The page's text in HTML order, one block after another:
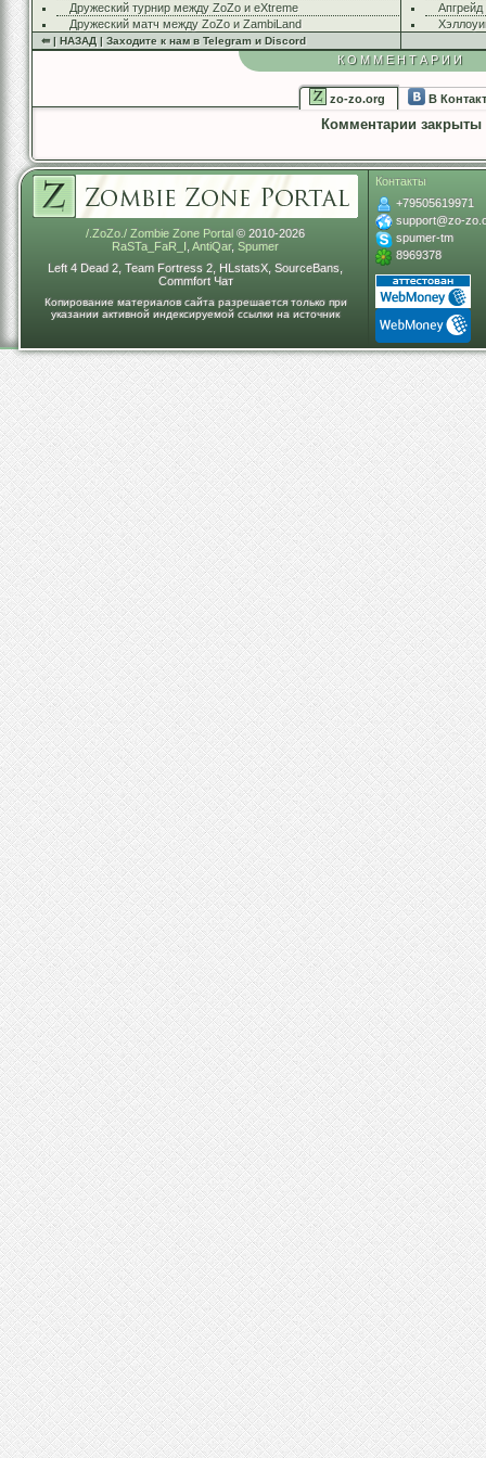
Дружеский турнир между ZoZo и eXtreme
Дружеский матч между ZoZo и ZambiLand
⇚ | НАЗАД | Заходите к нам в Telegram и Discord
КОММЕНТАРИИ
zo-zo.org В
Комментарии закрыты
/.ZoZo./ Zombie Zone Portal © 2010-2026
RaSTa_FaR_I AntiQar, Spumer
Left 4 Dead 2, Team Fortress 2, HLstatsX, SourceBans,
Commfort Чат
Копирование материалов сайта разрешается только при
указании активной индексируемой ссылки на источник
Контакты
+79505619971
support@zo-
spumer-tm
8969378